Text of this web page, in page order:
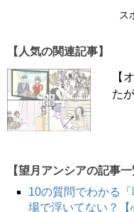
A 自分が好きな洋楽
▶▶結果を見る
B だれでも知ってい
C エモい歌謡曲や演
ス
【人気の関連記事】
【
た
【望月アンシアの記事一
10の質問でわかる
場で浮いてない？【